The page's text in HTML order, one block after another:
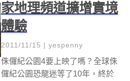
家地理頻道擴增實境
體驗
2011/11/15 | yespenny
侏儸紀公園4要上映了嗎？全球侏
儸紀公園恐龍迷等了10年，終於